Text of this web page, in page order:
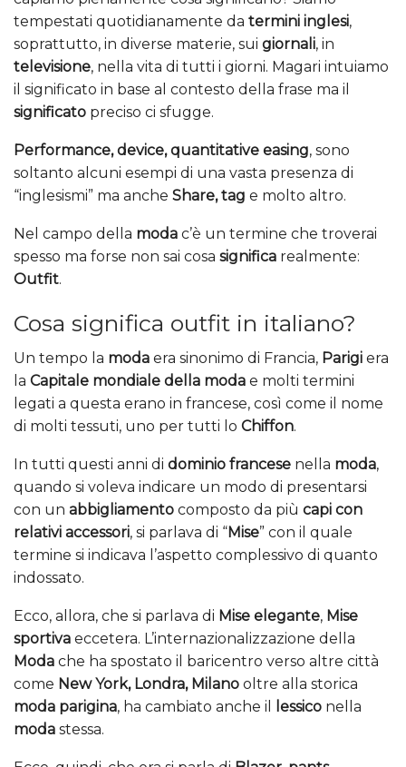
tempestati quotidianamente da termini inglesi,
soprattutto, in diverse materie, sui giornali, in
televisione, nella vita di tutti i giorni. Magari intuiamo
il significato in base al contesto della frase ma il
significato preciso ci sfugge.
Performance, device, quantitative easing, sono
soltanto alcuni esempi di una vasta presenza di
“inglesismi” ma anche Share, tag e molto altro.
Nel campo della moda c’è un termine che troverai
spesso ma forse non sai cosa significa realmente:
Outfit.
Cosa significa outfit in italiano?
Un tempo la moda era sinonimo di Francia, Parigi era
la Capitale mondiale della moda e molti termini
legati a questa erano in francese, così come il nome
di molti tessuti, uno per tutti lo Chiffon.
In tutti questi anni di dominio francese nella moda,
quando si voleva indicare un modo di presentarsi
con un abbigliamento composto da più capi con
relativi accessori, si parlava di “Mise” con il quale
termine si indicava l’aspetto complessivo di quanto
indossato.
Ecco, allora, che si parlava di Mise elegante, Mise
sportiva eccetera. L’internazionalizzazione della
Moda che ha spostato il baricentro verso altre città
come New York, Londra, Milano oltre alla storica
moda parigina, ha cambiato anche il lessico nella
moda stessa.